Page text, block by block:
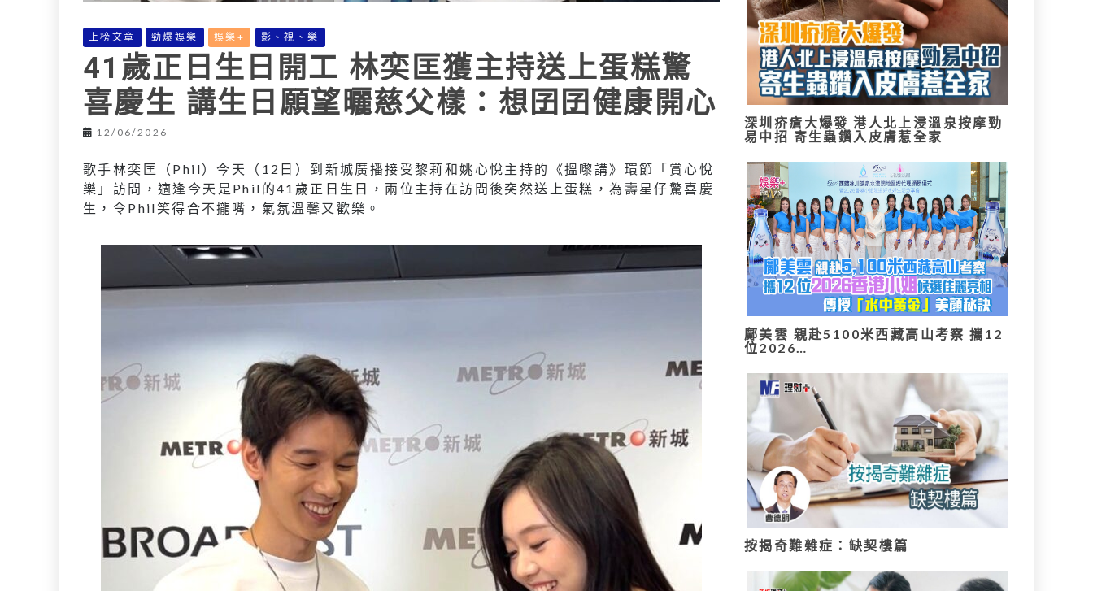
上榜文章 勁爆娛樂 娛樂+ 影、視、樂
41歲正日生日開工 林奕匡獲主持送上蛋糕驚
喜慶生 講生日願望曬慈父樣：想囝囝健康開心
12/06/2026
歌手林奕匡（Phil）今天（12日）到新城廣播接受黎莉和姚心悅主持的《搵嚟講》環節「賞心悅
樂」訪問，適逢今天是Phil的41歲正日生日，兩位主持在訪問後突然送上蛋糕，為壽星仔驚喜慶
生，令Phil笑得合不攏嘴，氣氛溫馨又歡樂。
深圳疥瘡大爆發 港人北上浸溫泉按摩勁
易中招 寄生蟲鑽入皮膚惹全家
鄺美雲 親赴5100米西藏高山考察 攜12
位2026…
按揭奇難雜症：缺契樓篇